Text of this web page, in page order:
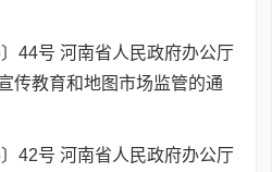
44号 河南省人民政府办公厅
传教育和地图市场监管的通
42号 河南省人民政府办公厅